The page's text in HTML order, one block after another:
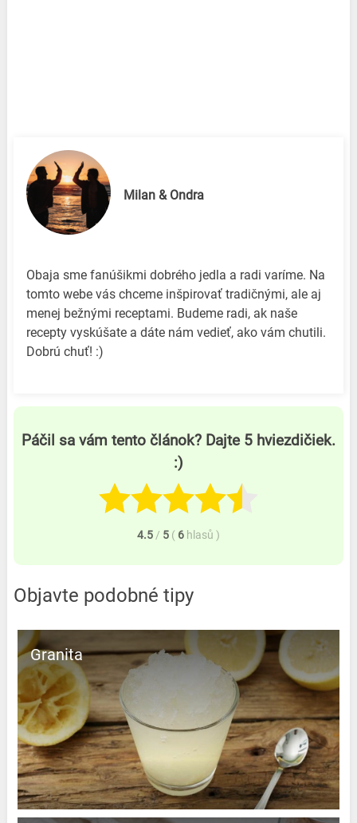
Milan & Ondra
Obaja sme fanúšikmi dobrého jedla a radi varíme. Na
tomto webe vás chceme inšpirovať tradičnými, ale aj
menej bežnými receptami. Budeme radi, ak naše
recepty vyskúšate a dáte nám vedieť, ako vám chutili.
Dobrú chuť! :)
Páčil sa vám tento článok? Dajte 5 hviezdičiek.
:)
4.5 / 5 ( 6 hlasů )
Objavte podobné tipy
Granita